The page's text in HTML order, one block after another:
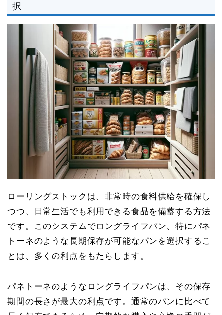
択
ローリングストックは、非常時の食料供給を確保し
つつ、日常生活でも利用できる食品を備蓄する方法
です。このシステムでロングライフパン、特にパネ
トーネのような長期保存が可能なパンを選択するこ
とは、多くの利点をもたらします。
パネトーネのようなロングライフパンは、その保存
期間の長さが最大の利点です。通常のパンに比べて